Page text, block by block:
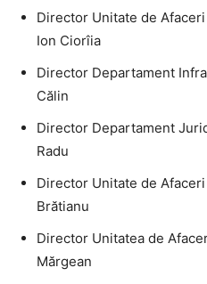
Director Unitate de
Ion Ciorîia
Director Departament
Călin
Director Departament
Radu
Director Unitate de
Brătianu
Director Unitatea de
Mărgean